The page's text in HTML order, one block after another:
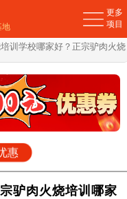
训学校哪家好？正宗驴肉火烧
惠
驴肉火烧培训哪家
地
更多
项目